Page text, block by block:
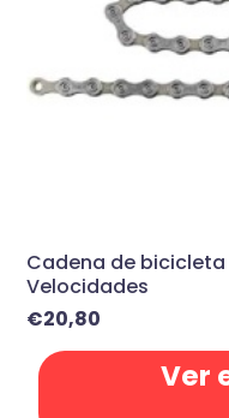
Cadena de bicicleta
Velocidades
€20,80
Ver